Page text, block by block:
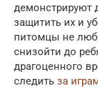
демонстрируют
защитить их и
питомцы не
снизойти до
драгоценного
следить за